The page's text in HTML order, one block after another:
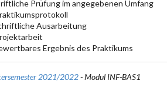
Prüfung im angegebenen Umfang
Ausarbeitung
Ergebnis des Praktikums
2021/2022- Modul INF-BAS1